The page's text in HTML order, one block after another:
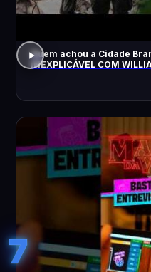
Quem achou a Cidade
INEXPLICÁVEL COM
7